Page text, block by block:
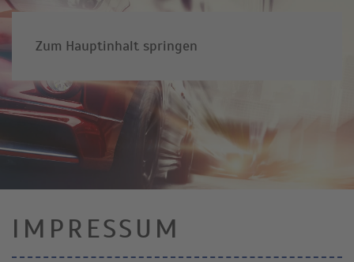
Zum Hauptinhalt springen
IMPRESSUM